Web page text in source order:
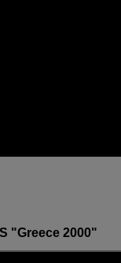
"Greece 2000"